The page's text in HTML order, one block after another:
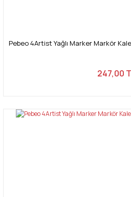
Pebeo 4Artist Yağlı Marker Markör
247,00